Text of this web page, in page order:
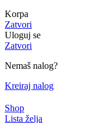
Korpa
Zatvori
Uloguj se
Zatvori
Nemaš nalog?
Kreiraj nalog
Shop
Lista želja